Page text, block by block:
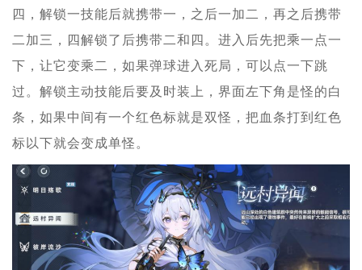
四，解锁一技能后就携带一，之后一加二，再之后携带
二加三，四解锁了后携带二和四。进入后先把乘一点一
下，让它变乘二，如果弹球进入死局，可以点一下跳
过。解锁主动技能后要及时装上，界面左下角是怪的白
条，如果中间有一个红色标就是双怪，把血条打到红色
标以下就会变成单怪。